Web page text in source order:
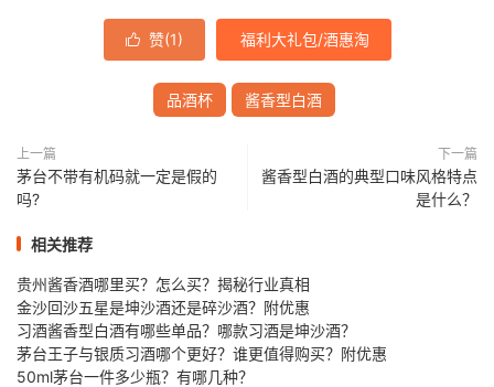
 赞(1) 福利大礼包/酒惠淘
品酒杯 酱香型白酒
上一篇
茅台不带有机码就一定是假的
吗?
下一篇
酱香型白酒的典型口味风格特点
是什么？
相关推荐
贵州酱香酒哪里买？怎么买？揭秘行业真相
金沙回沙五星是坤沙酒还是碎沙酒？附优惠
习酒酱香型白酒有哪些单品？哪款习酒是坤沙酒？
茅台王子与银质习酒哪个更好？谁更值得购买？附优惠
50ml茅台一件多少瓶？有哪几种？